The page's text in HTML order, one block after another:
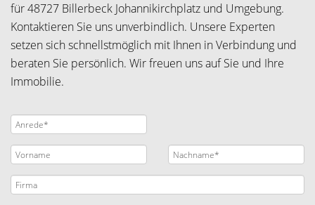
für 48727 Billerbeck Johannikirchplatz und Umgebung.
Kontaktieren Sie uns unverbindlich. Unsere Experten
setzen sich schnellstmöglich mit Ihnen in Verbindung und
beraten Sie persönlich. Wir freuen uns auf Sie und Ihre
Immobilie.